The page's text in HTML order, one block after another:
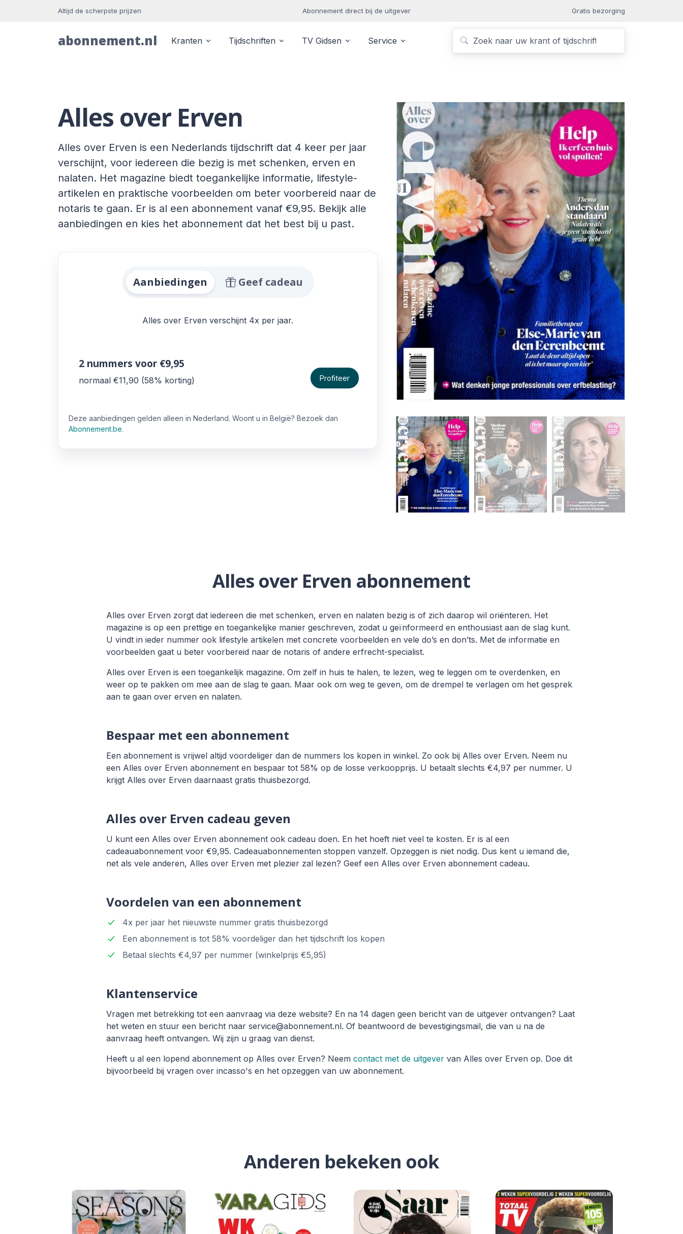
Altijd de scherpste prijzen Abonnement direct bij de uitgever Gratis bezorging
abonnement.nl Kranten Tijdschriften TV Gidsen Service
Alles over Erven
Alles over Erven is een Nederlands tijdschrift dat 4 keer per jaar
verschijnt, voor iedereen die bezig is met schenken, erven en
nalaten. Het magazine biedt toegankelijke informatie, lifestyle-
artikelen en praktische voorbeelden om beter voorbereid naar de
notaris te gaan. Er is al een abonnement vanaf €9,95. Bekijk alle
aanbiedingen en kies het abonnement dat het best bij u past.
Alle Alles over Erven Aanbiedingen
Aanbiedingen Geef cadeau
Alles over Erven verschijnt 4x per jaar.
2 nummers voor €9,95
normaal €11,90 58% korting Profiteer
Deze aanbiedingen gelden alleen in Nederland. Woont u in België? Bezoek dan
Abonnement.be.
Alles over Erven abonnement
Alles over Erven zorgt dat iedereen die met schenken, erven en nalaten bezig is of zich daarop wil oriënteren. Het
magazine is op een prettige en toegankelijke manier geschreven, zodat u geïnformeerd en enthousiast aan de slag kunt.
U vindt in ieder nummer ook lifestyle artikelen met concrete voorbeelden en vele do’s en don’ts. Met de informatie en
voorbeelden gaat u beter voorbereid naar de notaris of andere erfrecht-specialist.
Alles over Erven is een toegankelijk magazine. Om zelf in huis te halen, te lezen, weg te leggen om te overdenken, en
weer op te pakken om mee aan de slag te gaan. Maar ook om weg te geven, om de drempel te verlagen om het gesprek
aan te gaan over erven en nalaten.
Bespaar met een abonnement
Een abonnement is vrijwel altijd voordeliger dan de nummers los kopen in winkel. Zo ook bij Alles over Erven. Neem nu
een Alles over Erven abonnement en bespaar tot 58% op de losse verkoopprijs. U betaalt slechts €4,97 per nummer. U
krijgt Alles over Erven daarnaast gratis thuisbezorgd.
Alles over Erven cadeau geven
U kunt een Alles over Erven abonnement ook cadeau doen. En het hoeft niet veel te kosten. Er is al een
cadeauabonnement voor €9,95. Cadeauabonnementen stoppen vanzelf. Opzeggen is niet nodig. Dus kent u iemand die,
net als vele anderen, Alles over Erven met plezier zal lezen? Geef een Alles over Erven abonnement cadeau.
Voordelen van een abonnement
4x per jaar het nieuwste nummer gratis thuisbezorgd
Een abonnement is tot 58% voordeliger dan het tijdschrift los kopen
Betaal slechts €4,97 per nummer (winkelprijs €5,95)
Klantenservice
Vragen met betrekking tot een aanvraag via deze website? En na 14 dagen geen bericht van de uitgever ontvangen? Laat
het weten en stuur een bericht naar service@abonnement.nl. Of beantwoord de bevestigingsmail, die van u na de
aanvraag heeft ontvangen. Wij zijn u graag van dienst.
Heeft u al een lopend abonnement op Alles over Erven? Neem contact met de uitgever van Alles over Erven op. Doe dit
bijvoorbeeld bij vragen over incasso's en het opzeggen van uw abonnement.
Anderen bekeken ook